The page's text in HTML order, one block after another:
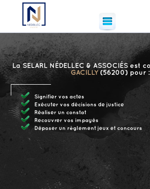
La SELARL NÉDELLEC & ASSOCIÉS est
GACILLY(56200) pour :
Signifier vos actes
Exécuter vos décisions de justice
Réaliser un constat
Recouvrer vos impayés
Déposer un règlement jeux et concours